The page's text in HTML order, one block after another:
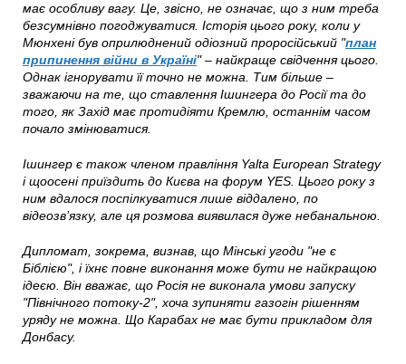
має особливу вагу. Це, звісно, не означає, що з ним треба
безсумнівно погоджуватися. Історія цього року, коли у
Мюнхені був оприлюднений одіозний проросійський "план
припинення війни в Україні" – найкраще свідчення цього.
Однак ігнорувати її точно не можна. Тим більше –
зважаючи на те, що ставлення Ішингера до Росії та до
того, як Захід має протидіяти Кремлю, останнім часом
почало змінюватися.
Ішингер є також членом правління Yalta European Strategy
і щоосені приїздить до Києва на форум YES. Цього року з
ним вдалося поспілкуватися лише віддалено, по
відеозв’язку, але ця розмова виявилася дуже небанальною.
Дипломат, зокрема, визнав, що Мінські угоди "не є
Біблією", і їхнє повне виконання може бути не найкращою
ідеєю. Він вважає, що Росія не виконала умови запуску
"Північного потоку-2", хоча зупиняти газогін рішенням
уряду не можна. Що Карабах не має бути прикладом для
Донбасу.